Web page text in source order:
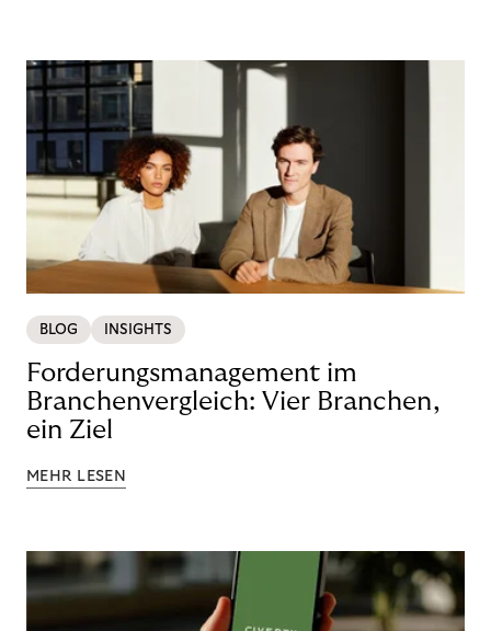
BLOG INSIGHTS
Forderungsmanagement im
Branchenvergleich: Vier Branchen,
ein Ziel
MEHR LESEN